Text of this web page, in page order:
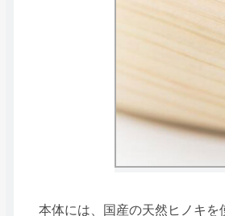
本体には、国産の天然ヒノキを